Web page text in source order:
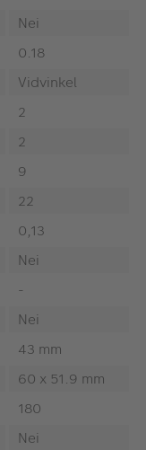
Nei
0.18
Vidvinkel
2
2
9
22
0,13
Nei
-
Nei
43 mm
60 x 51.9 mm
180
Nei